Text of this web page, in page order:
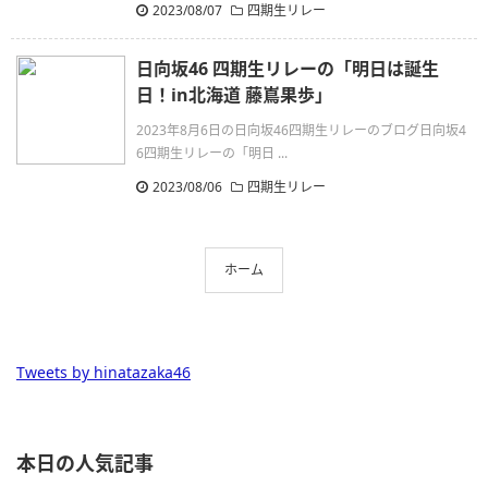
2023/08/07
四期生リレー
日向坂46 四期生リレーの「明日は誕生
日！in北海道 藤嶌果歩」
2023年8月6日の日向坂46四期生リレーのブログ日向坂4
6四期生リレーの「明日 ...
2023/08/06
四期生リレー
ホーム
Tweets by hinatazaka46
本日の人気記事